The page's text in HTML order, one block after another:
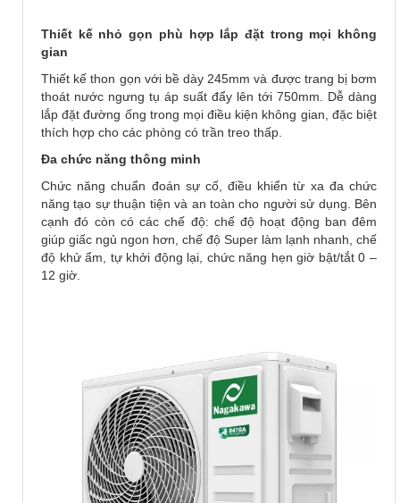
Thiết kế nhỏ gọn phù hợp lắp đặt trong mọi không
gian
Thiết kế thon gọn với bề dày 245mm và được trang bị bơm
thoát nước ngưng tụ áp suất đẩy lên tới 750mm. Dễ dàng
lắp đặt đường ống trong mọi điều kiện không gian, đặc biệt
thích hợp cho các phòng có trần treo thấp.
Đa chức năng thông minh
Chức năng chuẩn đoán sự cố, điều khiển từ xa đa chức
năng tạo sự thuận tiện và an toàn cho người sử dụng. Bên
cạnh đó còn có các chế độ: chế độ hoạt động ban đêm
giúp giấc ngủ ngon hơn, chế độ Super làm lạnh nhanh, chế
độ khử ẩm, tự khởi động lại, chức năng hẹn giờ bật/tắt 0 –
12 giờ.